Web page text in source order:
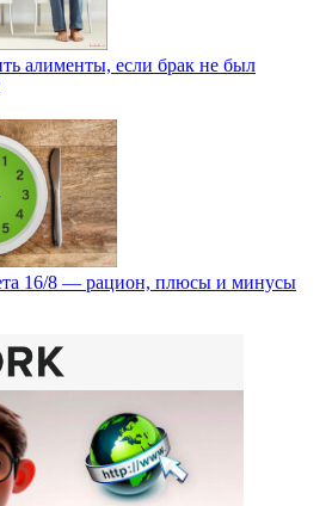
алименты, если брак не был
16/8 — рацион, плюсы и минусы